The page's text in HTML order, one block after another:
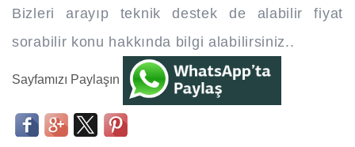
Bizleri arayıp teknik destek de alabilir fiyat
sorabilir konu hakkında bilgi alabilirsiniz..
Sayfamızı Paylaşın